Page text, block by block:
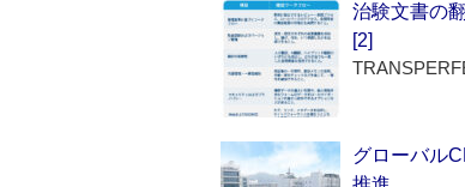
治験文書の
[2]
グローバル